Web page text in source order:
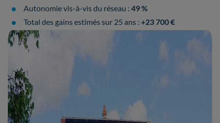
Autonomie vis-à-vis du réseau : 49 %
Total des gains estimés sur 25 ans : +23 700 €